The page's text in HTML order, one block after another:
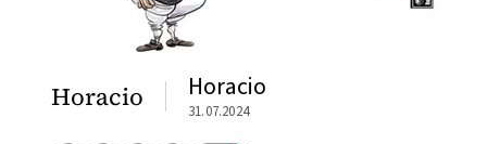
Horacio Horacio
31.07.2024